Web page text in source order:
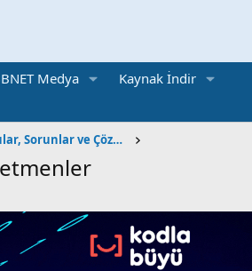
Medya Kaynak İndir
BT Sınıfı | Teknik Konular, Sorunlar ve Çözümler